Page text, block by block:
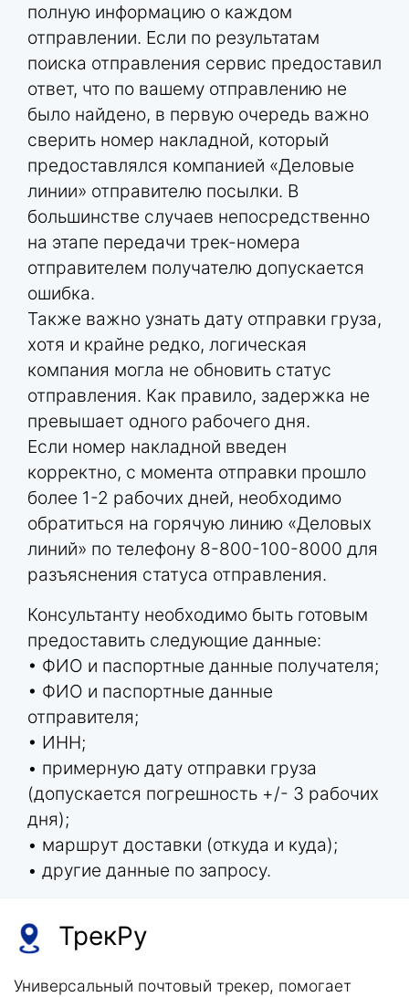
полную информацию о каждом
отправлении. Если по результатам
поиска отправления сервис предоставил
ответ, что по вашему отправлению не
было найдено, в первую очередь важно
сверить номер накладной, который
предоставлялся компанией «Деловые
линии» отправителю посылки. В
большинстве случаев непосредственно
на этапе передачи трек-номера
отправителем получателю допускается
ошибка.
Также важно узнать дату отправки груза,
хотя и крайне редко, логическая
компания могла не обновить статус
отправления. Как правило, задержка не
превышает одного рабочего дня.
Если номер накладной введен
корректно, с момента отправки прошло
более 1-2 рабочих дней, необходимо
обратиться на горячую линию «Деловых
линий» по телефону 8-800-100-8000 для
разъяснения статуса отправления.
Консультанту необходимо быть готовым
предоставить следующие данные:
• ФИО и паспортные данные получателя;
• ФИО и паспортные данные
отправителя;
• ИНН;
• примерную дату отправки груза
(допускается погрешность +/- 3 рабочих
дня);
• маршрут доставки (откуда и куда);
• другие данные по запросу.
ТрекРу
Универсальный почтовый трекер, помогает